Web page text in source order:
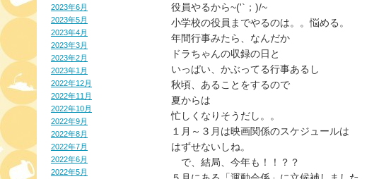
2023年6月
2023年5月
2023年4月
2023年3月
2023年2月
2023年1月
2022年12月
2022年11月
2022年10月
2022年9月
2022年8月
2022年7月
2022年6月
2022年5月
役員やるから~('`；)/~
小学校の役員までやるのは。。悩める。
年間行事みたら、なんだか
ドラちゃんの収録の日と
いっぱい、かぶってる行事あるし
秋頃、あることをするので
夏からは
忙しくなりそうだし。。
１月～３月は映画関係のスケジュールは
はずせないしね。
で、結局、今年も！！？？